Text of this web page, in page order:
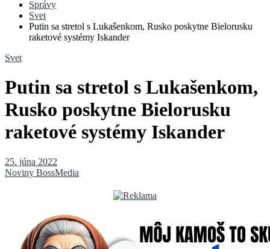
Správy
Svet
Putin sa stretol s Lukašenkom, Rusko poskytne Bielorusku
raketové systémy Iskander
Svet
Putin sa stretol s Lukašenkom,
Rusko poskytne Bielorusku
raketové systémy Iskander
25. júna 2022
Noviny BossMedia